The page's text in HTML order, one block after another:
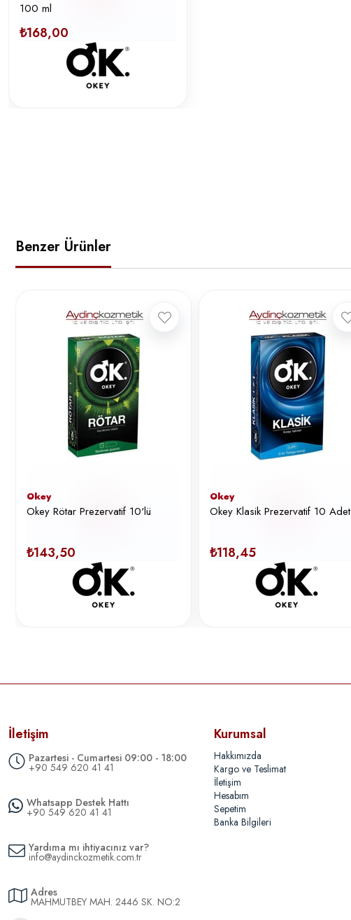
100 ml
₺168,00
Benzer Ürünler
Okey
Okey Rötar Prezervatif 10'lü
₺143,50
Okey
Okey Klasik Prezervatif 10 Adet
₺118,45
İletişim
Pazartesi - Cumartesi 09:00 - 18:00
+90 549 620 41 41
Whatsapp Destek Hattı
+90 549 620 41 41
Yardıma mı ihtiyacınız var?
info@aydinckozmetik.com.tr
Adres
MAHMUTBEY MAH. 2446 SK. NO:2
Kurumsal
Hakkımızda
Kargo ve Teslimat
İletişim
Hesabım
Sepetim
Banka Bilgileri